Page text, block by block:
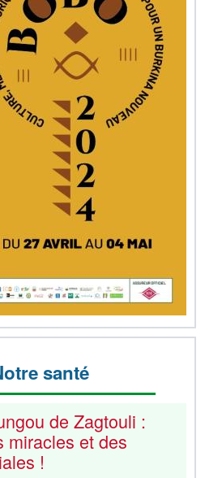
santé
de Zagtouli :
miracles et des
!